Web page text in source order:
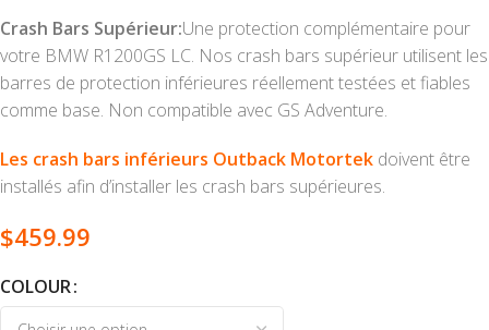
Crash Bars Supérieur:Une protection complémentaire pour
votre BMW R1200GS LC. Nos crash bars supérieur utilisent les
barres de protection inférieures réellement testées et fiables
comme base. Non compatible avec GS Adventure.
Les crash bars inférieurs Outback Motortek doivent être
installés afin d’installer les crash bars supérieures.
$459.99
COLOUR